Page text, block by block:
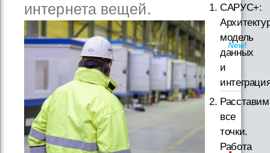
интернета вещей.
САРУС+:
модель
данных
и
Расставим
все
точки.
Работа